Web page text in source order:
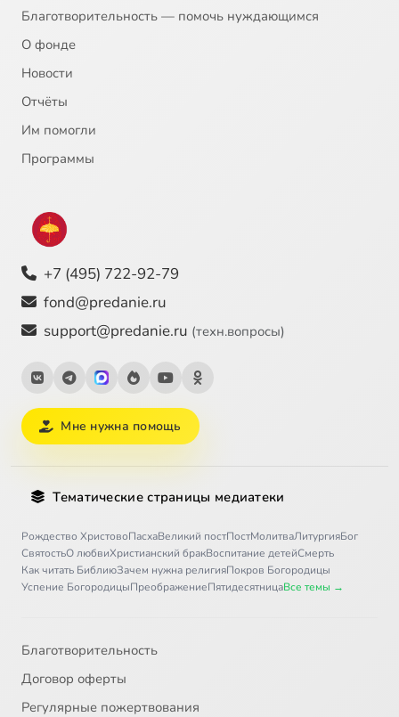
Благотворительность — помочь нуждающимся
О фонде
Новости
Отчёты
Им помогли
Программы
+7 (495) 722-92-79
fond@predanie.ru
support@predanie.ru (техн.вопросы)
Мне нужна помощь
Тематические страницы медиатеки
Рождество ХристовоПасхаВеликий постПостМолитваЛитургияБог
СвятостьО любвиХристианский бракВоспитание детейСмерть
Как читать БиблиюЗачем нужна религияПокров Богородицы
Успение БогородицыПреображениеПятидесятницаВсе темы →
Благотворительность
Договор оферты
Регулярные пожертвования